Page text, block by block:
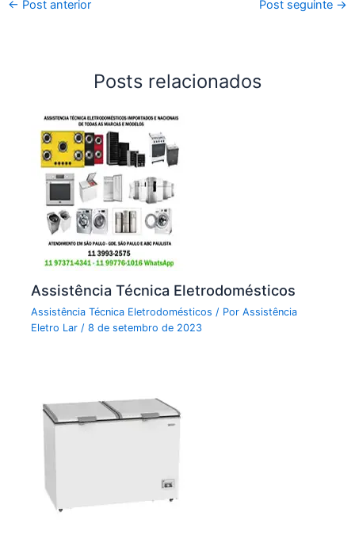
← Post anterior Post seguinte →
Posts relacionados
Assistência Técnica Eletrodomésticos
Assistência Técnica Eletrodomésticos / PorAssistência
Eletro Lar/8 de setembro de 2023